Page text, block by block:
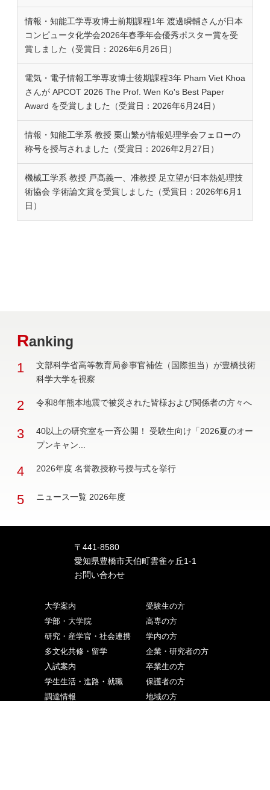
情報・知能工学専攻博士前期課程1年 渡邊瞬輔さんが日本
コンピュータ化学会2026年春季年会優秀ポスター賞を受
賞しました（受賞日：2026年6月26日）
電気・電子情報工学専攻博士後期課程3年 Pham Viet Khoa
さんが APCOT 2026 The Prof. Wen Ko's Best Paper
Award を受賞しました（受賞日：2026年6月24日）
情報・知能工学系 教授 栗山繁が情報処理学会フェローの
称号を授与されました（受賞日：2026年2月27日）
機械工学系 教授 戸髙義一、准教授 足立望が日本熱処理技
術協会 学術論文賞を受賞しました（受賞日：2026年6月1
日）
Ranking
1
文部科学省高等教育局参事官補佐（国際担当）が豊橋技術
科学大学を視察
2 令和8年熊本地震で被災された皆様および関係者の方々へ
3
40以上の研究室を一斉公開！ 受験生向け「2026夏のオー
プンキャン...
4 2026年度 名誉教授称号授与式を挙行
5 ニュース一覧 2026年度
〒441-8580
愛知県豊橋市天伯町雲雀ヶ丘1-1
お問い合わせ
大学案内
学部・大学院
研究・産学官・社会連携
多文化共修・留学
入試案内
学生生活・進路・就職
調達情報
受験生の方
高専の方
学内の方
企業・研究者の方
卒業生の方
保護者の方
地域の方